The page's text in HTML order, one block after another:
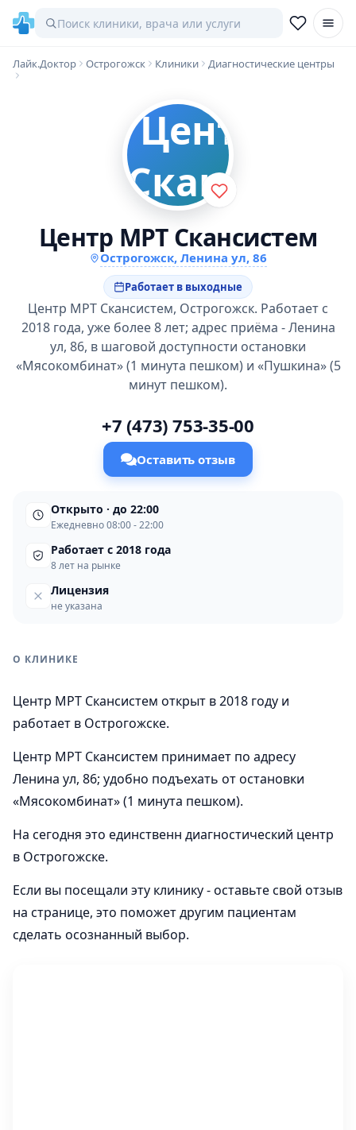
Лайк.Доктор Острогожск Клиники Диагностические центры
Центр МРТ Скансистем
Острогожск, Ленина ул, 86
Работает в выходные
Центр МРТ Скансистем, Острогожск. Работает с
2018 года, уже более 8 лет; адрес приёма - Ленина
ул, 86, в шаговой доступности остановки
«Мясокомбинат» (1 минута пешком) и «Пушкина» (5
минут пешком).
+7 (473) 753-35-00
Оставить отзыв
Открыто · до 22:00
Ежедневно 08:00 - 22:00
Работает с 2018 года
8 лет на рынке
Лицензия
не указана
О КЛИНИКЕ
Центр МРТ Скансистем открыт в 2018 году и
работает в Острогожске.
Центр МРТ Скансистем принимает по адресу
Ленина ул, 86; удобно подъехать от остановки
«Мясокомбинат» (1 минута пешком).
На сегодня это единственн диагностический центр
в Острогожске.
Если вы посещали эту клинику - оставьте свой отзыв
на странице, это поможет другим пациентам
сделать осознанный выбор.